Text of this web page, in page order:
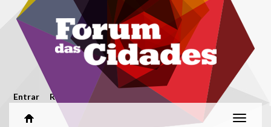
Passar para o conteúdo principal
Menu secundário
Entrar Registar
Alterar